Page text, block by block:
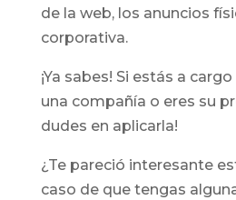
de la web, los anuncios
corporativa.
¡Ya sabes! Si estás a
una compañía o eres su
dudes en aplicarla!
¿Te pareció interesante
caso de que tengas